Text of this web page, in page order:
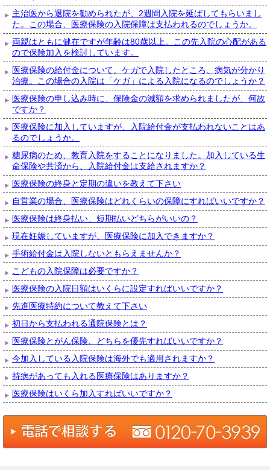
主治医から退院を勧められたが、2週間入院を延ばしてもらいまし
た。この場合、医療保険の入院保障は支払われるのでしょうか。
両親はともに健在ですが年齢は80歳以上。この先入院の心配がある
ので保険加入を検討しています。
医療保険の給付金について。ケガで入院したところ、病気が分かり
治療。この場合の入院は「ケガ」による入院になるのでしょうか？
医療保険の申し込み時に、保険金の減額を求められましたが、何故
ですか？
医療保険に加入していますが、入院給付金が支払われないことはあ
るのでしょうか。
糖尿病のため、教育入院をすることになりました。加入している生
命保険や共済から、入院給付金は支給されますか？
医療保険の終身と定期の違いを教えて下さい
自営業の場合、医療保険はどれくらいの保障にすればいいですか？
医療保険は終身払い、短期払いどちらがいいの？
現在妊娠していますが、医療保険に加入できますか？
手術給付金は入院しないともらえませんか？
こどもの入院保障は必要ですか？
医療保険の入院日額はいくらに設定すればいいですか？
先進医療特約について教えて下さい
初日から支払われる通院保険とは？
医療保険とがん保険、どちらを優先すればいいですか？
今加入している入院保険は海外でも適用されますか？
持病があっても入れる医療保険はありますか？
医療保険はいくら加入すればいいですか？